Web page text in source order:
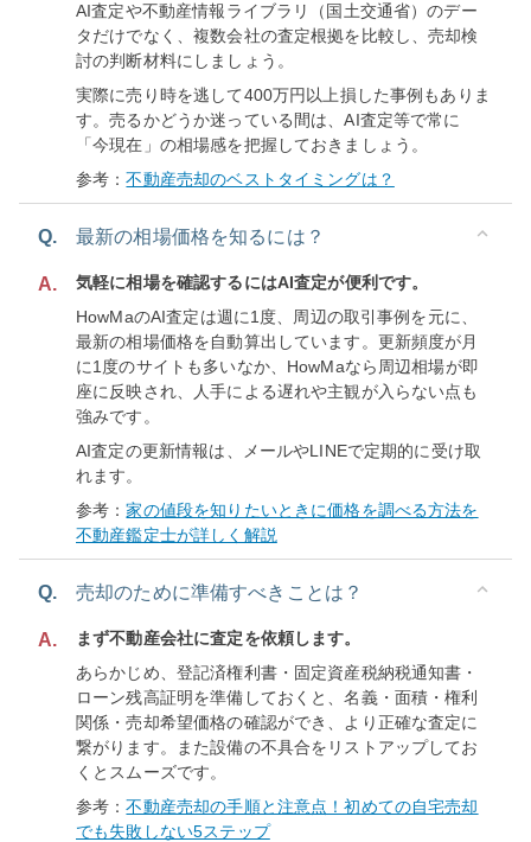
AI査定や不動産情報ライブラリ（国土交通省）のデー
タだけでなく、複数会社の査定根拠を比較し、売却検
討の判断材料にしましょう。
実際に売り時を逃して400万円以上損した事例もありま
す。売るかどうか迷っている間は、AI査定等で常に
「今現在」の相場感を把握しておきましょう。
参考：不動産売却のベストタイミングは？
Q. 最新の相場価格を知るには？
A.
気軽に相場を確認するにはAI査定が便利です。
HowMaのAI査定は週に1度、周辺の取引事例を元に、
最新の相場価格を自動算出しています。更新頻度が月
に1度のサイトも多いなか、HowMaなら周辺相場が即
座に反映され、人手による遅れや主観が入らない点も
強みです。
AI査定の更新情報は、メールやLINEで定期的に受け取
れます。
参考：家の値段を知りたいときに価格を調べる方法を
不動産鑑定士が詳しく解説
Q. 売却のために準備すべきことは？
A.
まず不動産会社に査定を依頼します。
あらかじめ、登記済権利書・固定資産税納税通知書・
ローン残高証明を準備しておくと、名義・面積・権利
関係・売却希望価格の確認ができ、より正確な査定に
繋がります。また設備の不具合をリストアップしてお
くとスムーズです。
参考：不動産売却の手順と注意点！初めての自宅売却
でも失敗しない5ステップ